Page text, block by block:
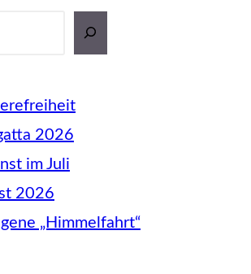
2026
im Juli
2026
„Himmelfahrt“